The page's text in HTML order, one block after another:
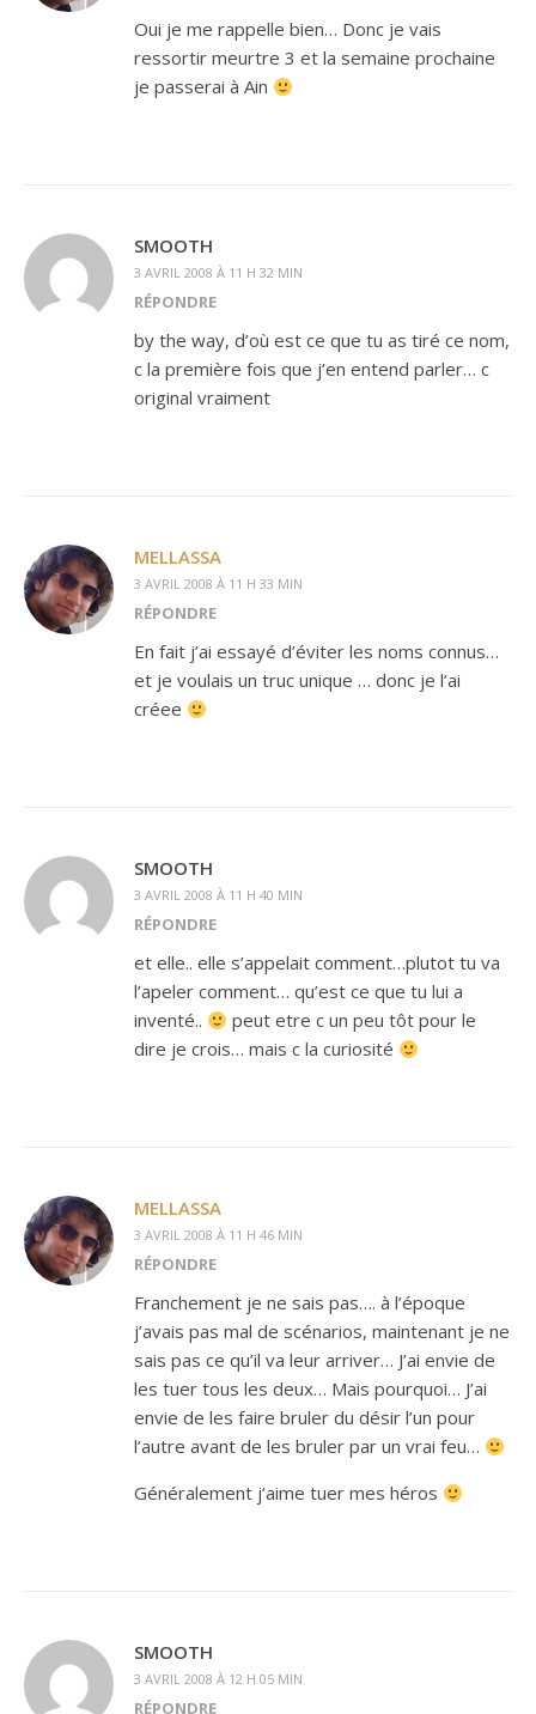
Oui je me rappelle bien… Donc je vais
ressortir meurtre 3 et la semaine prochaine
je passerai à Ain
SMOOTH
3 AVRIL 2008 À 11 H 32 MIN
RÉPONDRE
by the way, d’où est ce que tu as tiré ce nom,
c la première fois que j’en entend parler… c
original vraiment
MELLASSA
3 AVRIL 2008 À 11 H 33 MIN
RÉPONDRE
En fait j’ai essayé d’éviter les noms connus…
et je voulais un truc unique … donc je l’ai
créee
SMOOTH
3 AVRIL 2008 À 11 H 40 MIN
RÉPONDRE
et elle.. elle s’appelait comment…plutot tu va
l’apeler comment… qu’est ce que tu lui a
inventé..
peut etre c un peu tôt pour le
dire je crois… mais c la curiosité
MELLASSA
3 AVRIL 2008 À 11 H 46 MIN
RÉPONDRE
Franchement je ne sais pas…. à l’époque
j’avais pas mal de scénarios, maintenant je ne
sais pas ce qu’il va leur arriver… J’ai envie de
les tuer tous les deux… Mais pourquoi… J’ai
envie de les faire bruler du désir l’un pour
l’autre avant de les bruler par un vrai feu…
Généralement j’aime tuer mes héros
SMOOTH
3 AVRIL 2008 À 12 H 05 MIN
RÉPONDRE